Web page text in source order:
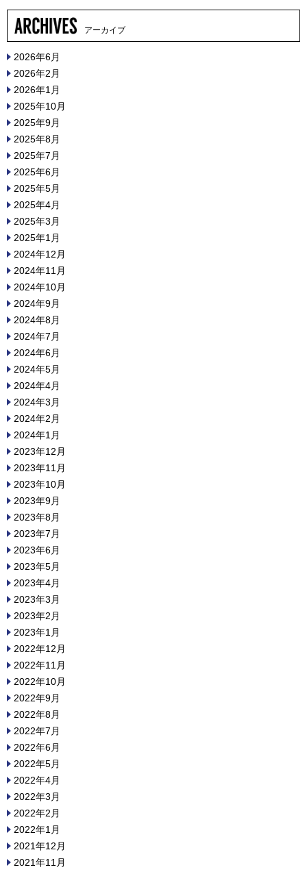
アーカイブ
2026年6月
2026年2月
2026年1月
2025年10月
2025年9月
2025年8月
2025年7月
2025年6月
2025年5月
2025年4月
2025年3月
2025年1月
2024年12月
2024年11月
2024年10月
2024年9月
2024年8月
2024年7月
2024年6月
2024年5月
2024年4月
2024年3月
2024年2月
2024年1月
2023年12月
2023年11月
2023年10月
2023年9月
2023年8月
2023年7月
2023年6月
2023年5月
2023年4月
2023年3月
2023年2月
2023年1月
2022年12月
2022年11月
2022年10月
2022年9月
2022年8月
2022年7月
2022年6月
2022年5月
2022年4月
2022年3月
2022年2月
2022年1月
2021年12月
2021年11月